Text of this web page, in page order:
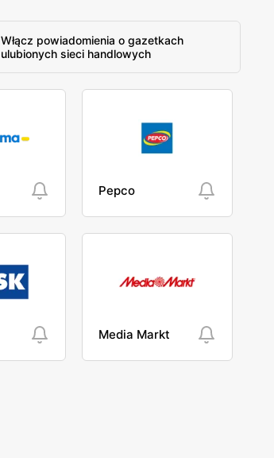
Włącz powiadomienia o gazetkach
ulubionych sieci handlowych
Pepco
Media Markt